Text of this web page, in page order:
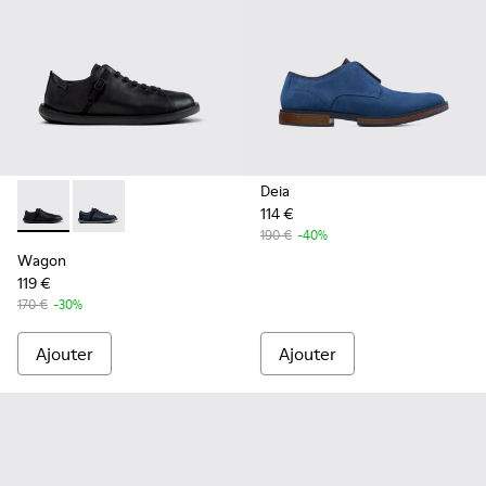
Wagon - K101101-001 - Chaussures en cuir et textile noires
Wagon - K101101-003 - Chaussures en cuir et
Wagon
119 €
170 € -30%
Ajouter
Deia
114 €
190 € -40%
Ajouter